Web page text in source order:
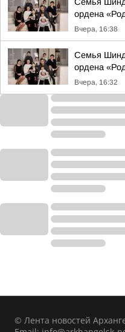
ордена
Вчера, 16:38
Семья
ордена
Вчера, 16:32
© Лента новостей